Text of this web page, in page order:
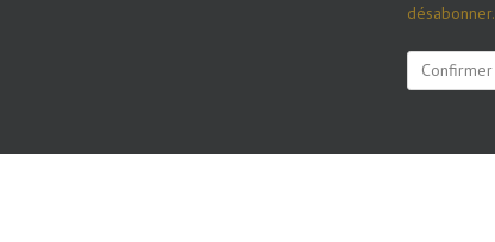
désabonner.